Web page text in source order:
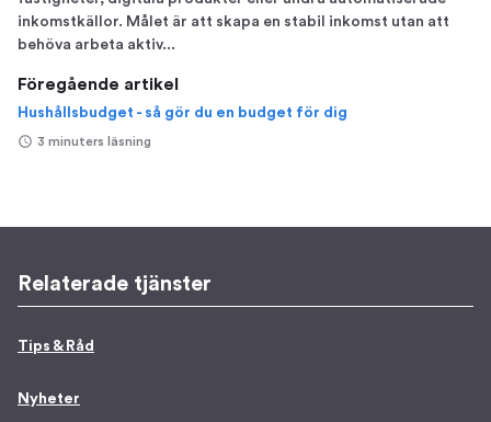
inkomstkällor. Målet är att skapa en stabil inkomst utan att
behöva arbeta aktiv...
Föregående artikel
Hushållsbudget - så gör du en budget för dig
3 minuters läsning
Relaterade tjänster
Tips & Råd
Nyheter